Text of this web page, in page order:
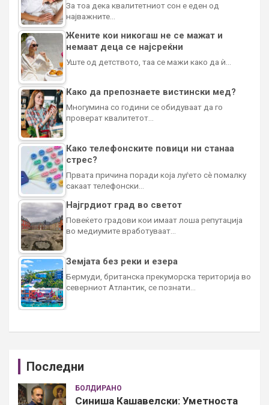
За тоа дека квалитетниот сон е еден од
најважните…
Жените кои никогаш не се мажат и
немаат деца се најсреќни
Уште од детството, таа се мажи како да ѝ…
Како да препознаете вистински мед?
Многумина со години се обидуваат да го
проверат квалитетот…
Како телефонските повици ни станаа
стрес?
Првата причина поради која луѓето сè помалку
сакаат телефонски…
Најгрдиот град во светот
Повеќето градови кои имаат лоша репутација
во медиумите вработуваат…
Земјата без реки и езера
Бермуди, британска прекуморска територија во
северниот Атлантик, се познати…
Последни
БОЛДИРАНО
Синиша Кашавелски: Уметноста